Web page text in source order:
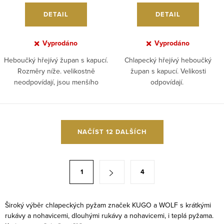
DETAIL
Vyprodáno
Heboučký hřejívý župan s kapucí.
Rozměry níže. velikostně
neodpovídají, jsou menšího
DETAIL
Vyprodáno
Chlapecký hřejívý heboučký
župan s kapucí. Velikosti
odpovídají.
c
í
NAČÍST 12 DALŠÍCH
á
n
1 4
Široký výběr chlapeckých pyžam značek KUGO a WOLF s krátkými
rukávy a nohavicemi, dlouhými rukávy a nohavicemi, i teplá pyžama.